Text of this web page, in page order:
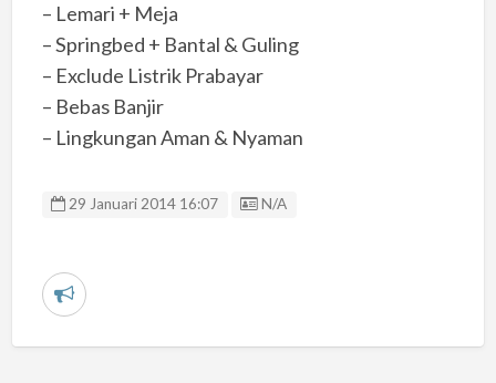
– Lemari + Meja
– Springbed + Bantal & Guling
– Exclude Listrik Prabayar
– Bebas Banjir
– Lingkungan Aman & Nyaman
29 Januari 2014 16:07 Listing ID
N/A
L